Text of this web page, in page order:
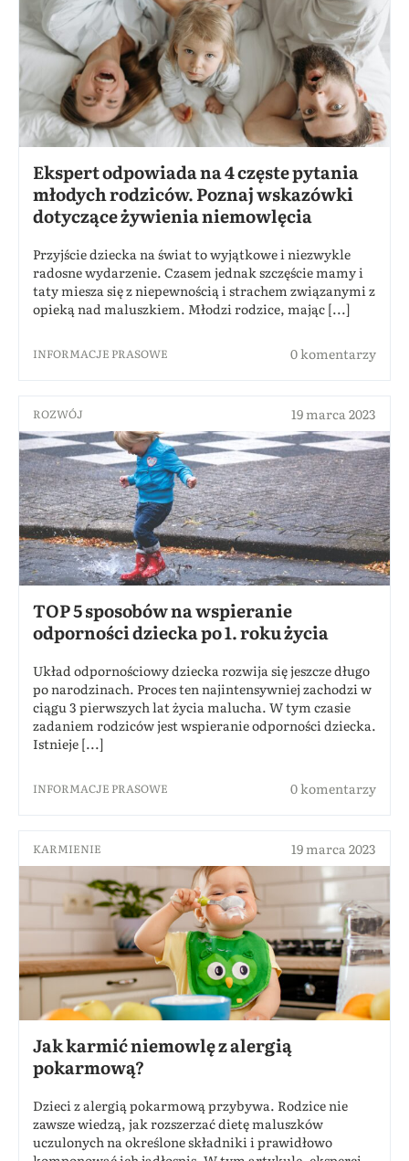
Ekspert odpowiada na 4 częste pytania
młodych rodziców. Poznaj wskazówki
dotyczące żywienia niemowlęcia
Przyjście dziecka na świat to wyjątkowe i niezwykle
radosne wydarzenie. Czasem jednak szczęście mamy i
taty miesza się z niepewnością i strachem związanymi z
opieką nad maluszkiem. Młodzi rodzice, mając [...]
INFORMACJE PRASOWE 0 komentarzy
ROZWÓJ 19 marca 2023
TOP 5 sposobów na wspieranie
odporności dziecka po 1. roku życia
Układ odpornościowy dziecka rozwija się jeszcze długo
po narodzinach. Proces ten najintensywniej zachodzi w
ciągu 3 pierwszych lat życia malucha. W tym czasie
zadaniem rodziców jest wspieranie odporności dziecka.
Istnieje [...]
INFORMACJE PRASOWE 0 komentarzy
KARMIENIE 19 marca 2023
Jak karmić niemowlę z alergią
pokarmową?
Dzieci z alergią pokarmową przybywa. Rodzice nie
zawsze wiedzą, jak rozszerzać dietę maluszków
uczulonych na określone składniki i prawidłowo